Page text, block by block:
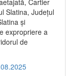
Cartier
Slatina, Județul
și
expropriere a
de